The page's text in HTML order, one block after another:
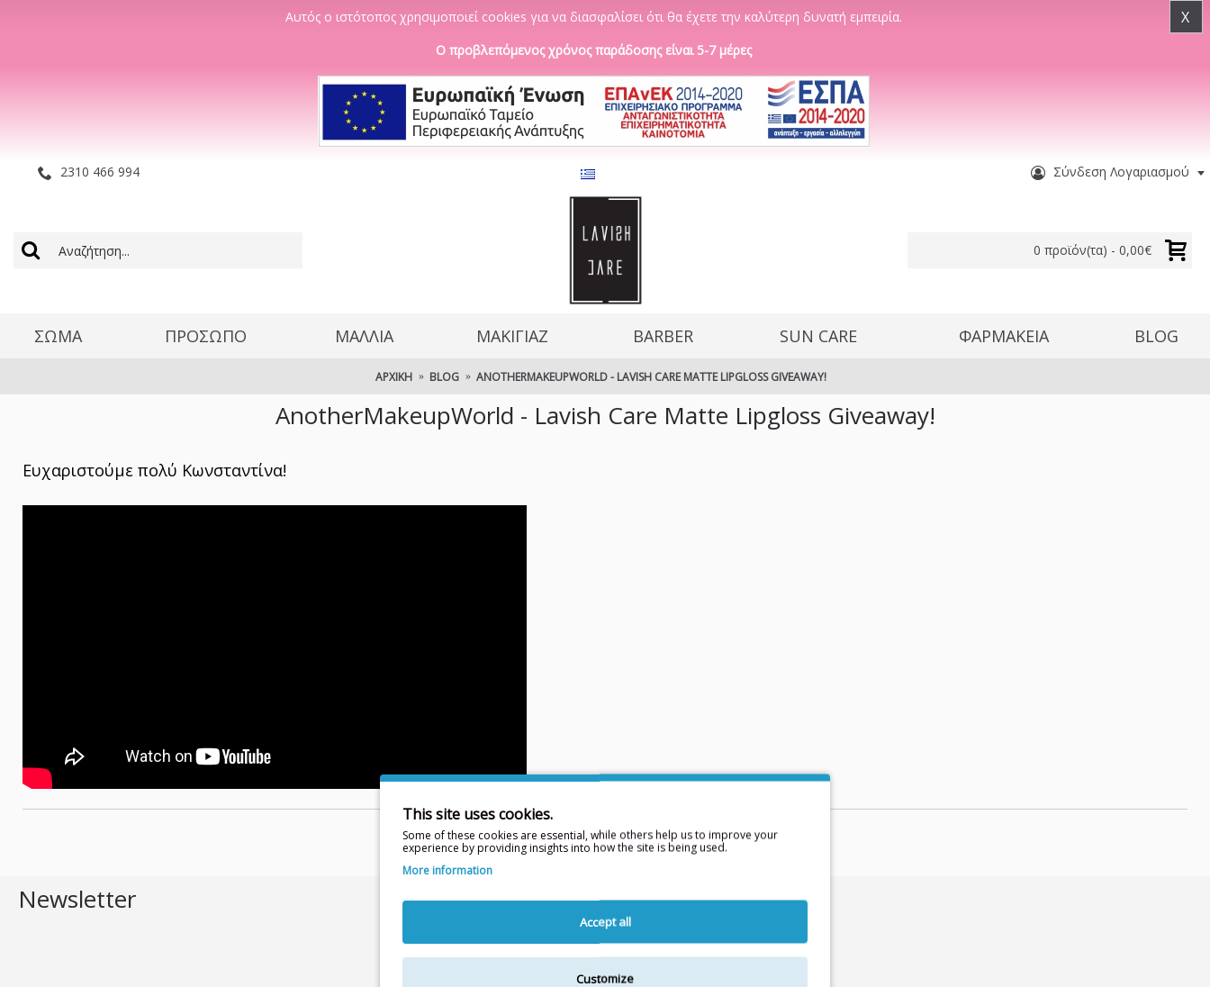
Αυτός ο ιστότοπος χρησιμοποιεί cookies για να διασφαλίσει ότι θα έχετε την καλύτερη δυνατή εμπειρία. X
Ο προβλεπόμενος χρόνος παράδοσης είναι 5-7 μέρες
2310 466 994 Σύνδεση Λογαριασμού
0 προϊόν(τα) - 0,00€
ΣΩΜΑ ΠΡΟΣΩΠΟ ΜΑΛΛΊΑ ΜΑΚΙΓΙΑΖ BARBER SUN CARE ΦΑΡΜΑΚΕΙΑ BLOG
ΑΡΧΙΚΉ BLOG ANOTHERMAKEUPWORLD - LAVISH CARE MATTE LIPGLOSS GIVEAWAY!
AnotherMakeupWorld - Lavish Care Matte Lipgloss Giveaway!
Ευχαριστούμε πολύ Κωνσταντίνα!
Newsletter
This site uses cookies.
Some of these cookies are essential, while others help us to improve your
experience by providing insights into how the site is being used.
More information
Accept all
Customize